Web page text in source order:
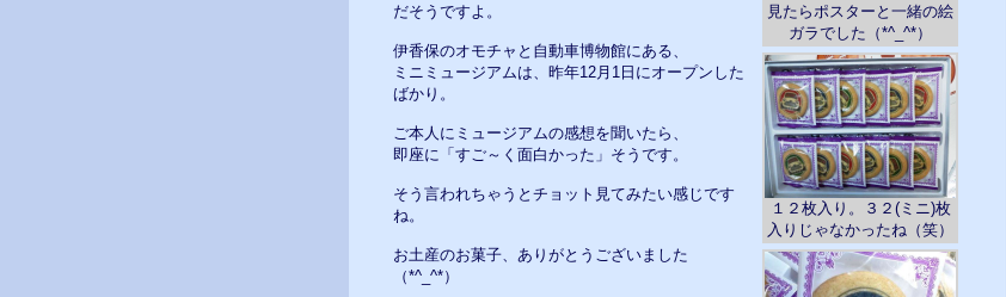
見たらポスターと一緒の絵
ガラでした（*^_^*）
１２枚入り。３２(ミニ)枚
入りじゃなかったね（笑）
だそうですよ。
伊香保のオモチャと自動車博物館にある、
ミニミュージアムは、昨年12月1日にオープンした
ばかり。
ご本人にミュージアムの感想を聞いたら、
即座に「すご～く面白かった」そうです。
そう言われちゃうとチョット見てみたい感じです
ね。
お土産のお菓子、ありがとうございました
（*^_^*）